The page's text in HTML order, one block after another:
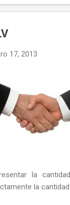
17, 2013
la
la